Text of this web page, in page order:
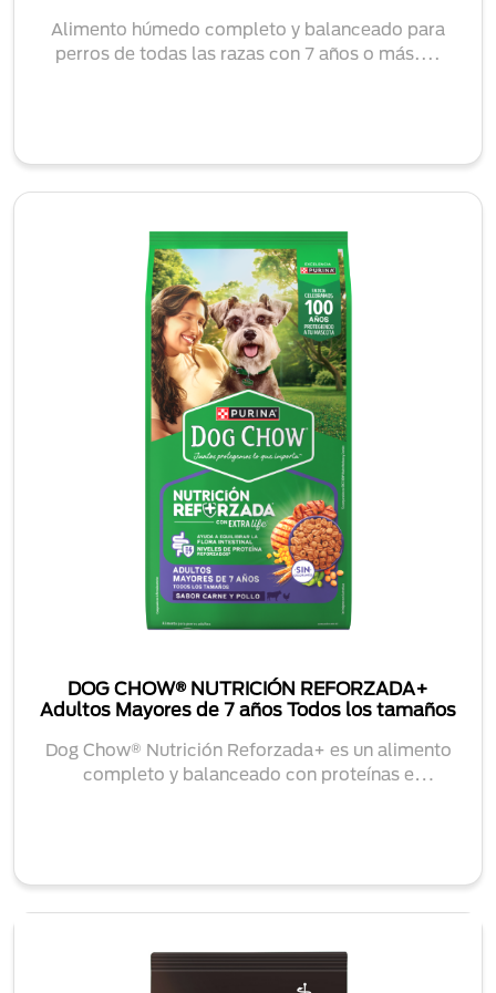
Alimento húmedo completo y balanceado para
perros de todas las razas con 7 años o más....
DOG CHOW® NUTRICIÓN REFORZADA+
Adultos Mayores de 7 años Todos los tamaños
Dog Chow® Nutrición Reforzada+ es un alimento
completo y balanceado con proteínas e